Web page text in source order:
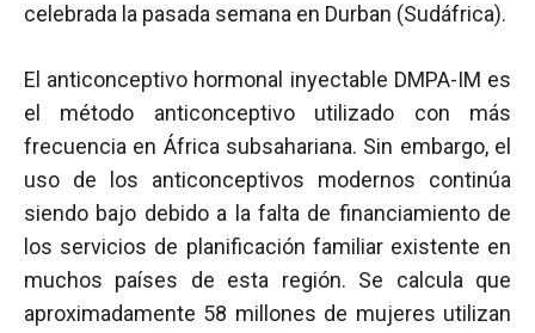
celebrada la pasada semana en Durban (Sudáfrica).
El anticonceptivo hormonal inyectable DMPA-IM es
el método anticonceptivo utilizado con más
frecuencia en África subsahariana. Sin embargo, el
uso de los anticonceptivos modernos continúa
siendo bajo debido a la falta de financiamiento de
los servicios de planificación familiar existente en
muchos países de esta región. Se calcula que
aproximadamente 58 millones de mujeres utilizan